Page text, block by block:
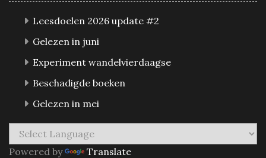
Leesdoelen 2026 update #2
Gelezen in juni
Experiment wandelvierdaagse
Beschadigde boeken
Gelezen in mei
Powered by Translate